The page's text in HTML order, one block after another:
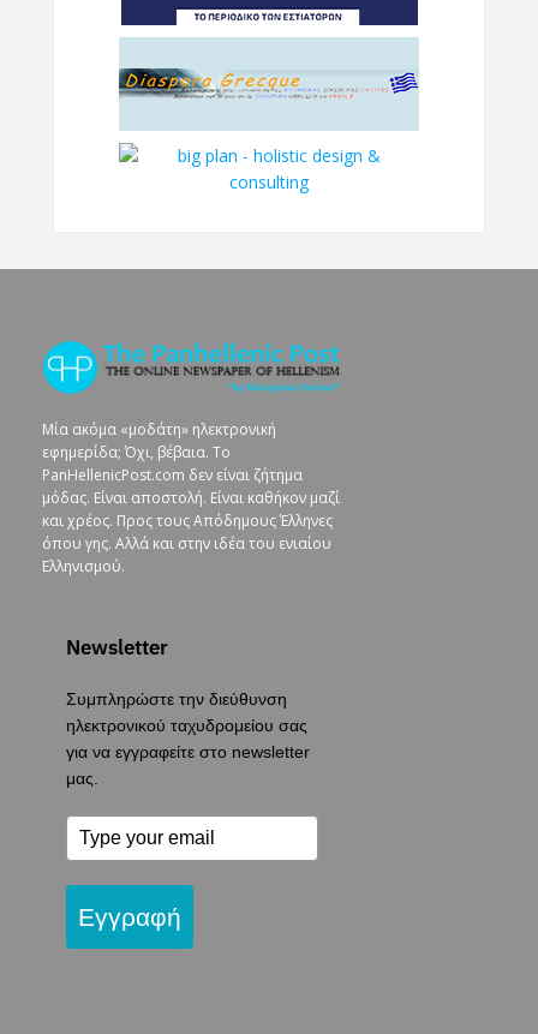
Μία ακόμα «μοδάτη» ηλεκτρονική
εφημερίδα; Όχι, βέβαια. To
PanHellenicPost.com δεν είναι ζήτημα
μόδας. Είναι αποστολή. Είναι καθήκον μαζί
και χρέος. Προς τους Απόδημους Έλληνες
όπου γης. Αλλά και στην ιδέα του ενιαίου
Ελληνισμού.
Newsletter
Συμπληρώστε την διεύθυνση
ηλεκτρονικού ταχυδρομείου σας
για να εγγραφείτε στο newsletter
μας.
Εγγραφή